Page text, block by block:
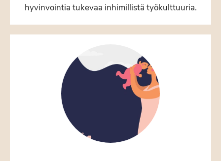
hyvinvointia tukevaa inhimillistä työkulttuuria.